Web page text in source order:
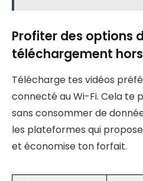
Profiter des options
téléchargement
Télécharge tes vidéos
connecté au Wi-Fi. Cela te
sans consommer de
les plateformes qui
et économise ton forfait.